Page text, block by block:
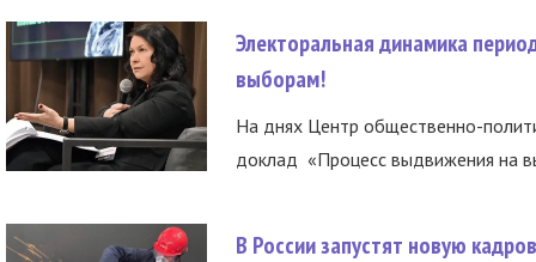
Электоральная динамика
выборам!
На днях Центр общественно-
доклад «Процесс выдвижения на
В России запустят новую